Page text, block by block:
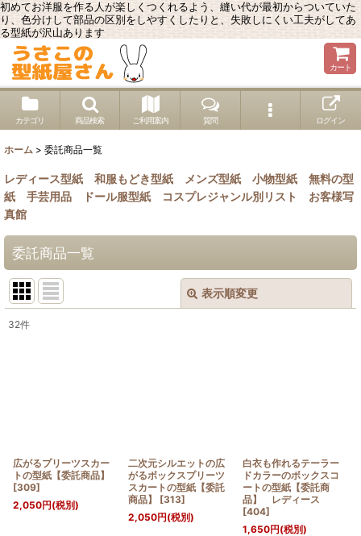
初めてお洋服を作る人が楽しくつくれるよう、縫い代が最初からついていた
り、色分けして部品の区別をしやすくしたりと、失敗しにくい工夫がしてあ
る型紙が沢山あります
カート
カテゴリ 商品検索 ご利用案内 質問 ログイン
ホーム > 委託商品一覧
レディース型紙 和服もどき型紙 メンズ型紙 小物型紙
無料の型
紙
手芸用品 ドール服型紙 コスプレジャンル別リスト
お客様写
真館
委託商品一覧
表示順変更
32件
広がるプリーツスカー
トの型紙【委託商品】
[309]
2,050円(税別)
二次元シルエットの広
がるボックスプリーツ
スカートの型紙【委託
商品】
[313]
2,050円(税別)
白衣も作れるテーラー
ドカラーのボックスコ
ートの型紙【委託商
品】 レディース
[404]
1,650円(税別)